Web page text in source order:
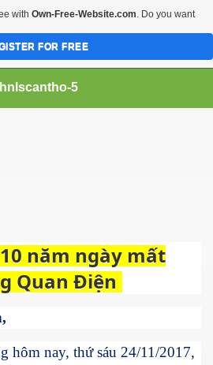
5
năm ngày mất
Quan Điện
hôm nay, thứ sáu 24/11/2017,
with Own-Free-Website.com. Do you want
FOR FREE